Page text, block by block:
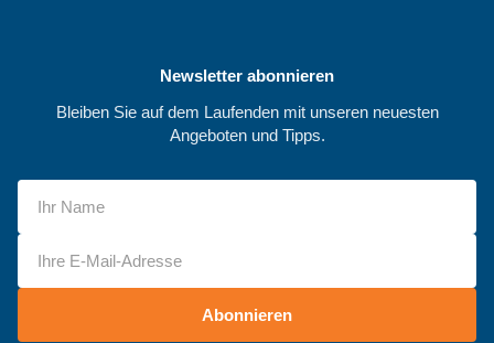
Newsletter abonnieren
Bleiben Sie auf dem Laufenden mit unseren neuesten
Angeboten und Tipps.
Abonnieren